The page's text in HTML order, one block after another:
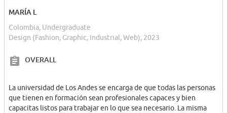
MARÍA L
Colombia, Undergraduate
Design (Fashion, Graphic, Industrial, Web), 2023
OVERALL
La universidad de Los Andes se encarga de que todas las personas
que tienen en formación sean profesionales capaces y bien
capacitas listos para trabajar en lo que sea necesario. La misma